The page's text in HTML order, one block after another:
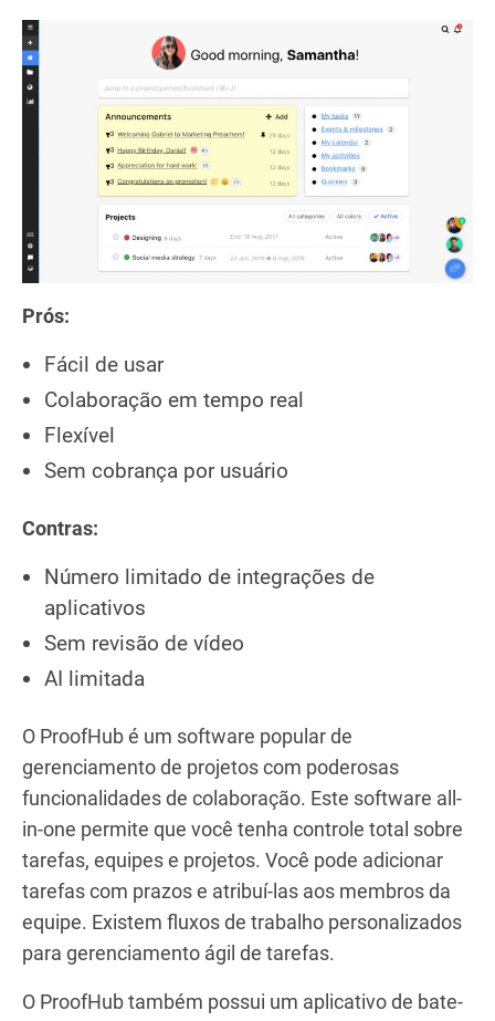
Prós:
Fácil de usar
Colaboração em tempo real
Flexível
Sem cobrança por usuário
Contras:
Número limitado de integrações de
aplicativos
Sem revisão de vídeo
AI limitada
O ProofHub é um software popular de
gerenciamento de projetos com poderosas
funcionalidades de colaboração. Este software all-
in-one permite que você tenha controle total sobre
tarefas, equipes e projetos. Você pode adicionar
tarefas com prazos e atribuí-las aos membros da
equipe. Existem fluxos de trabalho personalizados
para gerenciamento ágil de tarefas.
O ProofHub também possui um aplicativo de bate-